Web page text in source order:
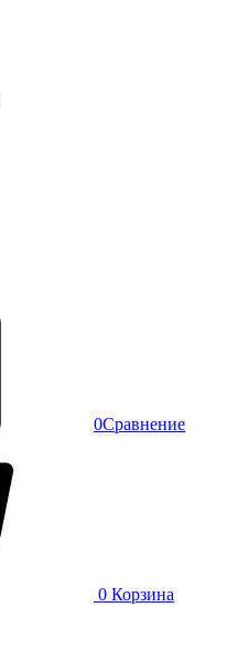
0Сравнение
0 Корзина